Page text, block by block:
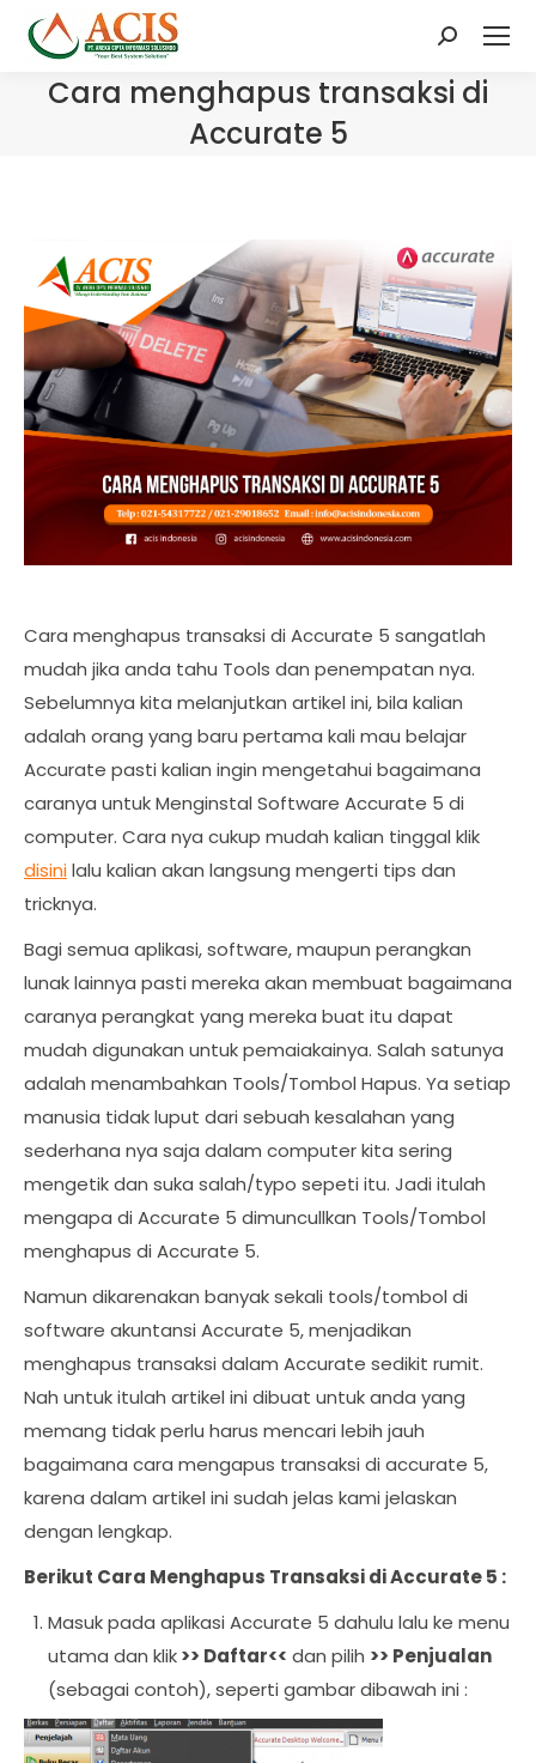
Search:
Cara menghapus transaksi di
Accurate 5
Cara menghapus transaksi di Accurate 5 sangatlah
mudah jika anda tahu Tools dan penempatan nya.
Sebelumnya kita melanjutkan artikel ini, bila kalian
adalah orang yang baru pertama kali mau belajar
Accurate pasti kalian ingin mengetahui bagaimana
caranya untuk Menginstal Software Accurate 5 di
computer. Cara nya cukup mudah kalian tinggal klik
disinilalu kalian akan langsung mengerti tips dan
tricknya.
Bagi semua aplikasi, software, maupun perangkan
lunak lainnya pasti mereka akan membuat bagaimana
caranya perangkat yang mereka buat itu dapat
mudah digunakan untuk pemaiakainya. Salah satunya
adalah menambahkan Tools/Tombol Hapus. Ya setiap
manusia tidak luput dari sebuah kesalahan yang
sederhana nya saja dalam computer kita sering
mengetik dan suka salah/typo sepeti itu. Jadi itulah
mengapa di Accurate 5 dimuncullkan Tools/Tombol
menghapus di Accurate 5.
Namun dikarenakan banyak sekali tools/tombol di
software akuntansi Accurate 5, menjadikan
menghapus transaksi dalam Accurate sedikit rumit.
Nah untuk itulah artikel ini dibuat untuk anda yang
memang tidak perlu harus mencari lebih jauh
bagaimana cara mengapus transaksi di accurate 5,
karena dalam artikel ini sudah jelas kami jelaskan
dengan lengkap.
Berikut Cara Menghapus Transaksi di Accurate 5 :
Masuk pada aplikasi Accurate 5 dahulu lalu ke menu
utama dan klik>> Daftar<< dan pilih >> Penjualan
(sebagai contoh), seperti gambar dibawah ini :